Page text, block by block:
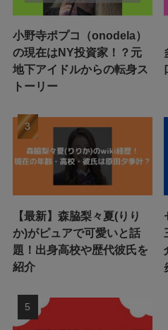
小野寺ポプコ（onodela）
の現在はNY投資家！？元
地下アイドルからの転身ス
トーリー
【最新】森脇梨々夏(りり
か)がピュアで可愛いと話
題！出身高校や歴代彼氏を
紹介